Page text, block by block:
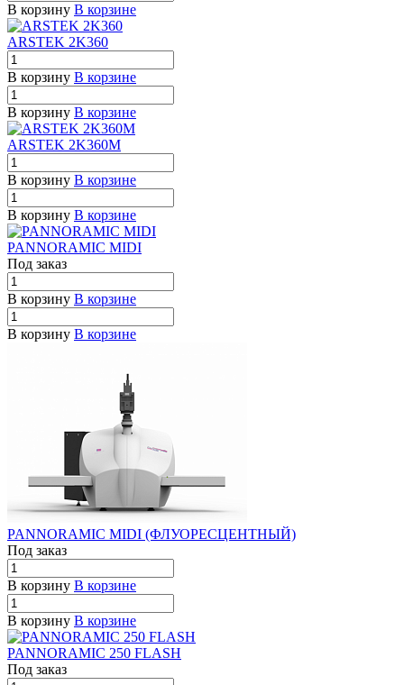
В корзину В корзине
ARSTEK 2K360
В корзину В корзине
В корзину В корзине
ARSTEK 2K360M
В корзину В корзине
В корзину В корзине
PANNORAMIC MIDI
Под заказ
В корзину В корзине
В корзину В корзине
PANNORAMIC MIDI (ФЛУОРЕСЦЕНТНЫЙ)
Под заказ
В корзину В корзине
В корзину В корзине
PANNORAMIC 250 FLASH
Под заказ